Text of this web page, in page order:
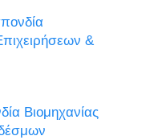
&
Βιομηχανίας